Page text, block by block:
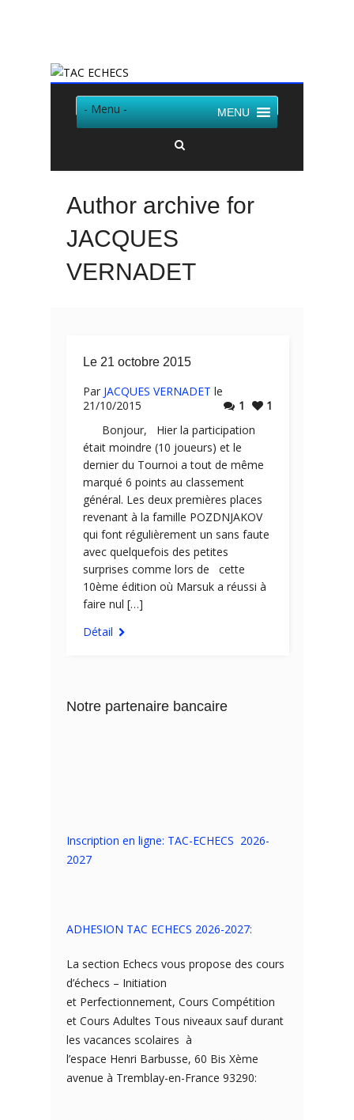
- Menu - MENU
Author archive for
JACQUES
VERNADET
Le 21 octobre 2015
Par JACQUES VERNADET le
21/10/2015
1
1
​ Bonjour, Hier la participation
était moindre (10 joueurs) et le
dernier du Tournoi a tout de même
marqué 6 points au classement
général. Les deux premières places
revenant à la famille POZDNJAKOV
qui font régulièrement un sans faute
avec quelquefois des petites
surprises comme lors de cette
10ème édition où Marsuk a réussi à
faire nul […]
Détail
Notre partenaire bancaire
Inscription en ligne: TAC-ECHECS 2026-
2027
ADHESION TAC ECHECS 2026-2027:
La section Echecs vous propose des cours
d’échecs – Initiation
et Perfectionnement, Cours Compétition
et Cours Adultes Tous niveaux sauf durant
les vacances scolaires à
l’espace Henri Barbusse, 60 Bis Xème
avenue à Tremblay-en-France 93290: